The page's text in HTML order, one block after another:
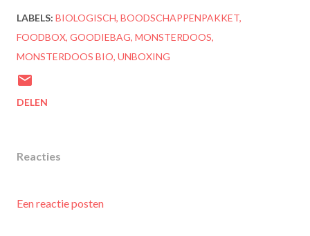
LABELS: BIOLOGISCH BOODSCHAPPENPAKKET
FOODBOX GOODIEBAG MONSTERDOOS
MONSTERDOOS BIO UNBOXING
DELEN
Reacties
Een reactie posten